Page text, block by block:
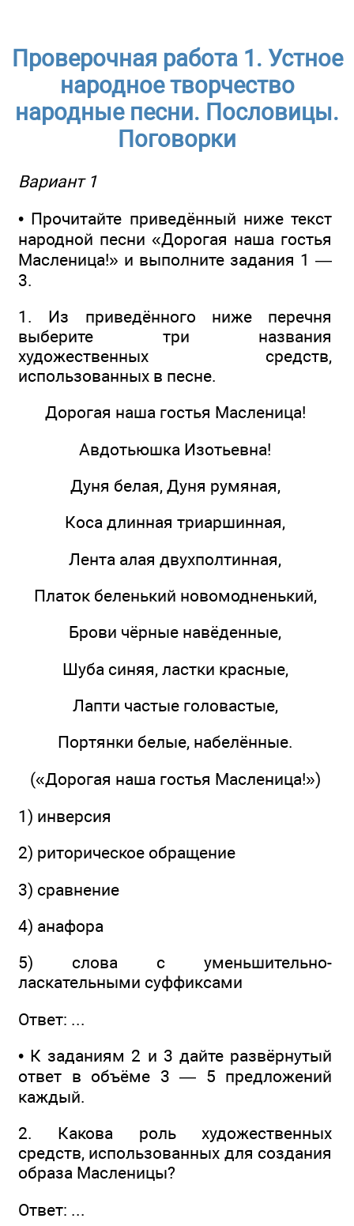
Проверочная работа 1. Устное
народное творчество
народные песни. Пословицы.
Поговорки
Вариант 1
• Прочитайте приведённый ниже текст
народной песни «Дорогая наша гостья
Масленица!» и выполните задания 1 —
3.
1. Из приведённого ниже перечня
выберите три названия
художественных средств,
использованных в песне.
Дорогая наша гостья Масленица!
Авдотьюшка Изотьевна!
Дуня белая, Дуня румяная,
Коса длинная триаршинная,
Лента алая двухполтинная,
Платок беленький новомодненький,
Брови чёрные навёденные,
Шуба синяя, ластки красные,
Лапти частые головастые,
Портянки белые, набелённые.
(«Дорогая наша гостья Масленица!»)
1) инверсия
2) риторическое обращение
3) сравнение
4) анафора
5) слова с уменьшительно-
ласкательными суффиксами
Ответ: ...
• К заданиям 2 и 3 дайте развёрнутый
ответ в объёме 3 — 5 предложений
каждый.
2. Какова роль художественных
средств, использованных для создания
образа Масленицы?
Ответ: ...